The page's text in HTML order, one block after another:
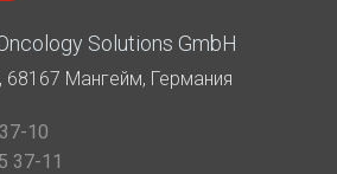
Solutions GmbH
68167 Мангейм, Германия
10
37-11